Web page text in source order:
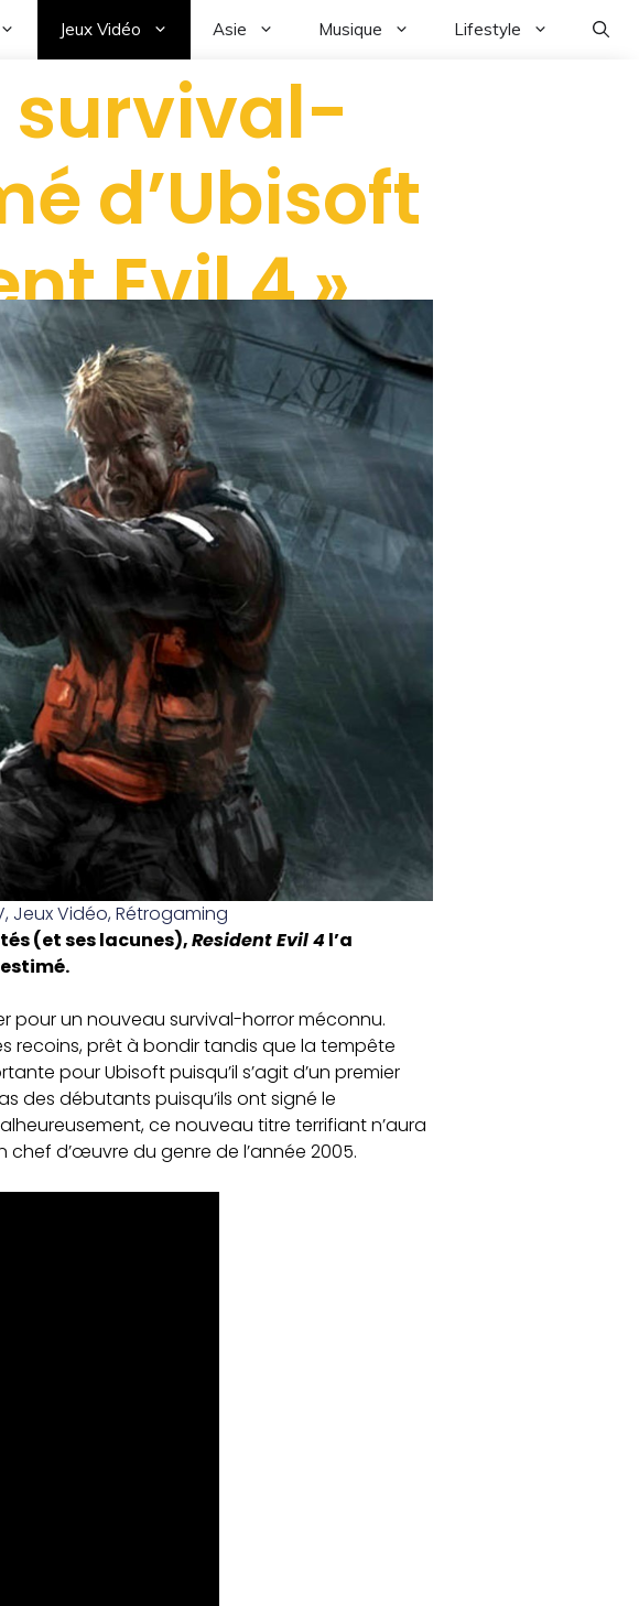
Jeux Vidéo Asie Musique Lifestyle
survival-
d’Ubisoft
Evil 4 »
, Jeux Vidéo,Rétrogaming
(et ses lacunes),Resident Evil 4 l’a
pour un nouveau survival-horror méconnu.
recoins, prêt à bondir tandis que la tempête
pour Ubisoft puisqu’il s’agit d’un premier
des débutants puisqu’ils ont signé le
ce nouveau titre terrifiant n’aura
d’œuvre du genre de l’année 2005.